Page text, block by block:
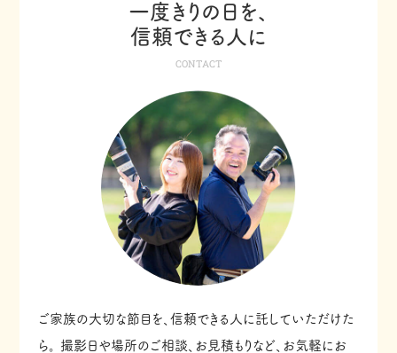
一度きりの日を、
信頼できる人に
CONTACT
ご家族の大切な節目を、信頼できる人に託していただけた
ら。
撮影日や場所のご相談、お見積もりなど、お気軽にお